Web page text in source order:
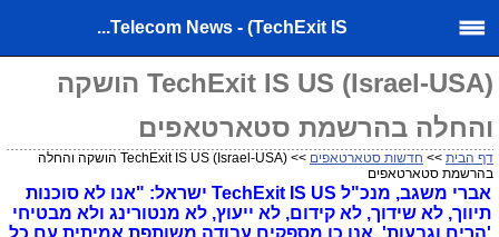
Telecom News - (TechExit IS...
(TechExit IS US (Israel-USA הושקה
והחלה בהרשמת סטארטאפים
דף הבית >> חדשות סטארטאפים
>> (TechExit IS US (Israel-USA הושקה והחלה
בהרשמת סטארטאפים
אברי משגב, מנכ"ל TechExit IS US ישראל: "אנו לא סוכנות
תיווך, לא שידוך, לא קידום, לא ייעוץ, לא מנטורינג ולא מבטיחי
'הרים וגבעות'. אנו כן מספקים עבודה משותפת אמיתית עם כל